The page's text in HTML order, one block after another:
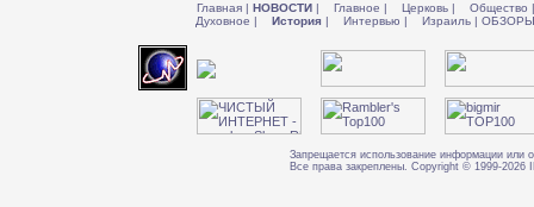
Главная | НОВОСТИ | Главное | Церковь | Общество |
Духовное | История | Интервью | Израиль |
Запрещается использование информации или
Все права закреплены. Copyright © 1999-